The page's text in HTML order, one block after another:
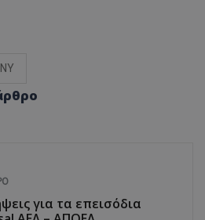
για τα επεισόδια